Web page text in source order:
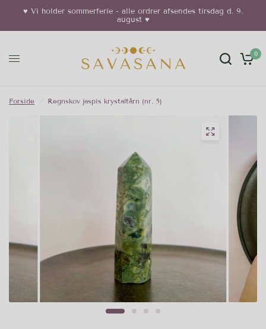
♥︎ Vi holder sommerferie - alle ordrer afsendes tirsdag d. 9.
august ♥︎
0
Forside Regnskov jaspis krystaltårn (nr. 5)